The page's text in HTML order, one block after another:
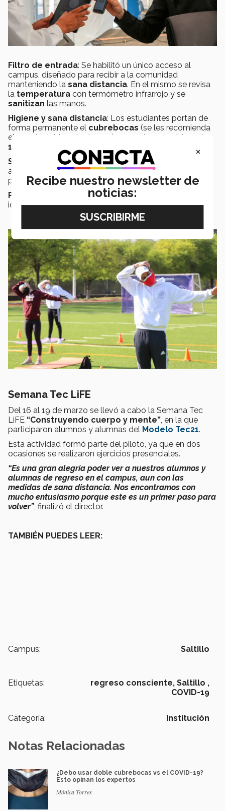
Filtro de entrada: Se habilitó un único acceso al
campus, diseñado para recibir a la comunidad
manteniendo la sana distancia. En el mismo se revisa
la temperatura con termómetro infrarrojo y se
sanitizan las manos.
Higiene y sana distancia: Los estudiantes portan de
forma permanente el cubrebocas (se les recomienda
el uso de doble cubrebocas) y respetan un mínimo de
1.5 metros
Señalamientos: Las áreas disponibles para las
actividades se encuentran señalizadas para mantener
presentes las nuevasreglas de convivencia.
Pruebas PCR
: Se realizan pruebas
identificar casos y reducir contagios.
Semana Tec LiFE
Del 16 al 19 de marzo se llevó a cabo la Semana Tec
LiFE “Construyendo cuerpo y mente”, en la que
participaron alumnos y alumnas del Modelo Tec21.
Esta actividad formó parte del piloto, ya que en dos
ocasiones se realizaron ejercicios presenciales.
“Es una gran alegría poder ver a nuestros alumnos y
alumnas de regreso en el campus, aun con las
medidas de sana distancia. Nos encontramos con
mucho entusiasmo porque este es un primer paso para
volver”, finalizó el director.
TAMBIÉN PUEDES LEER:
Campus: Saltillo
Etiquetas: regreso consciente, Saltillo ,
COVID-19
Categoría: Institución
Notas Relacionadas
¿Debo usar doble cubrebocas vs el COVID-19?
Esto opinan los expertos
Mónica Torres
×
Recibe nuestro newsletter de
noticias: